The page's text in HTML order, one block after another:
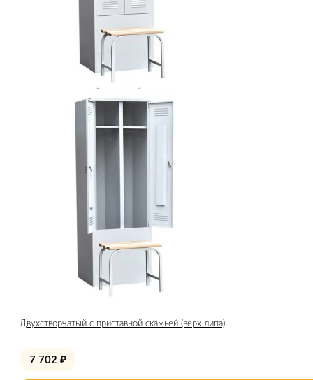
Двухстворчатый с приставной скамьей (верх липа)
7 702 ₽